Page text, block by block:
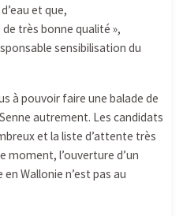
et que,
très bonne qualité »,
sensibilisation du
à pouvoir faire une balade de
autrement. Les candidats
et la liste d’attente très
moment, l’ouverture d’un
Wallonie n’est pas au